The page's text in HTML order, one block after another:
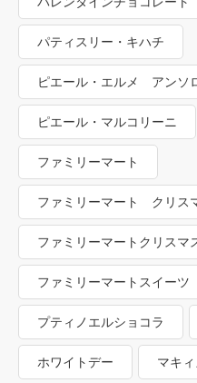
パティスリー・キハチ
ピエール・エルメ アンソ
ピエール・マルコリーニ
ファミリーマート
ファミリーマート クリス
ファミリーマートクリスマ
ファミリーマートスイーツ
プティノエルショコラ
ホワイトデー マキ